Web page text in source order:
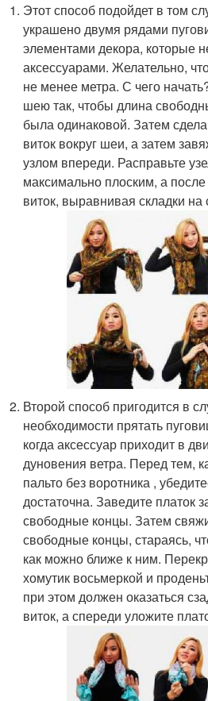
Этот способ подойдет в том
украшено двумя рядами
элементами декора, которые
аксессуарами. Желательно,
не менее метра. С чего
шею так, чтобы длина
была одинаковой. Затем
виток вокруг шеи, а затем
узлом впереди. Расправьте
максимально плоским, а после
виток, выравнивая складки
Второй способ пригодится в
необходимости прятать
когда аксессуар приходит в
дуновения ветра. Перед тем,
пальто без воротника ,
достаточна. Заведите платок
свободные концы. Затем
свободные концы, стараясь,
как можно ближе к ним.
хомутик восьмеркой и
при этом должен оказаться
виток, а спереди уложите